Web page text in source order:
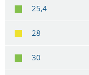
25,4
28
30